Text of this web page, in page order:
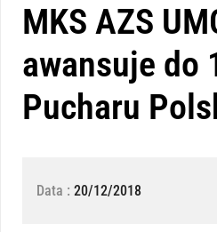
MKS AZS
awansuje do
Pucharu
Data : 20/12/2018